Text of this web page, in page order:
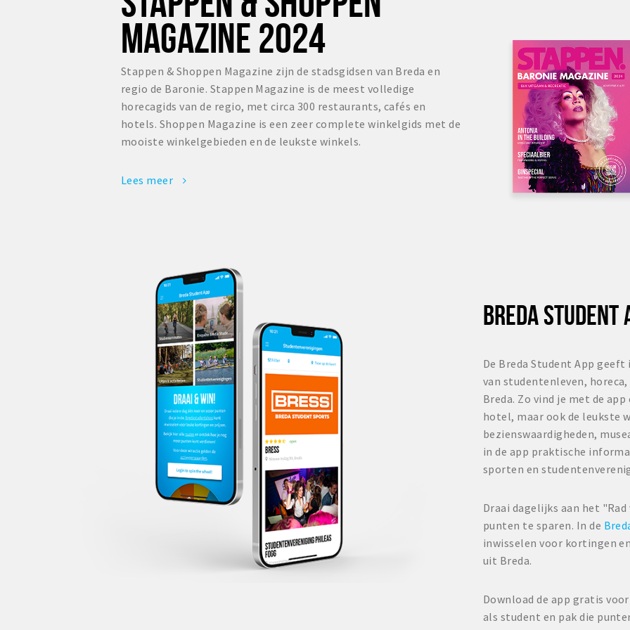
MAGAZINE 2024
Stappen & Shoppen Magazine zijn de stadsgidsen van Breda en
regio de Baronie. Stappen Magazine is de meest volledige
horecagids van de regio, met circa 300 restaurants, cafés en
hotels. Shoppen Magazine is een zeer complete winkelgids met de
mooiste winkelgebieden en de leukste winkels.
Lees meer
BREDA STUDENT
De Breda Student App
van studentenleven,
Breda. Zo vind je met de
hotel, maar ook de leukste
bezienswaardigheden,
in de app praktische
sporten en
Draai dagelijks aan het
punten te sparen. In de
inwisselen voor kortingen
uit Breda.
Download de app gratis
als student en pak die